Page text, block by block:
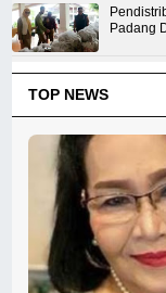
Padang
TOP NEWS